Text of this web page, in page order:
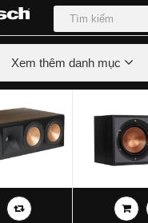
Xem thêm danh mục